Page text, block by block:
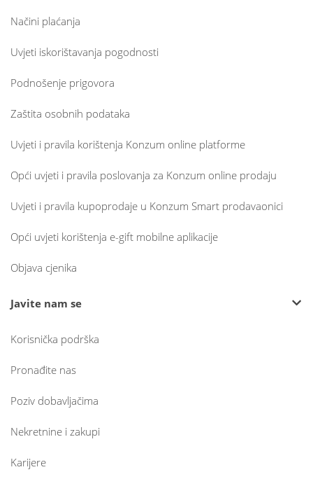
Načini plaćanja
Uvjeti iskorištavanja pogodnosti
Podnošenje prigovora
Zaštita osobnih podataka
Uvjeti i pravila korištenja Konzum online platforme
Opći uvjeti i pravila poslovanja za Konzum online prodaju
Uvjeti i pravila kupoprodaje u Konzum Smart prodavaonici
Opći uvjeti korištenja e-gift mobilne aplikacije
Objava cjenika
Javite nam se
Korisnička podrška
Pronađite nas
Poziv dobavljačima
Nekretnine i zakupi
Karijere